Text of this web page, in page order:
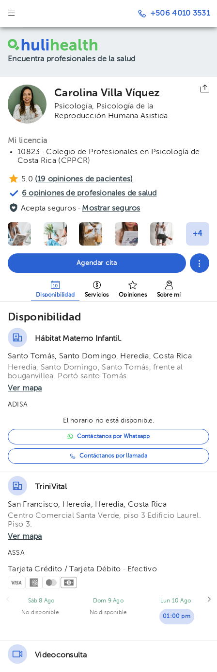
+506 4010 3531
Encuentra profesionales de la salud
Carolina Villa Víquez
Psicología
Psicología de la
Reproducción Humana Asistida
Mi licencia
10823 · Colegio de Profesionales en Psicología de
Costa Rica (CPPCR)
5.0 (19 opiniones de pacientes)
6 opiniones de profesionales de salud
Acepta seguros · Mostrar seguros
Agendar cita
Disponibilidad Servicios Opiniones Sobre mí
Disponibilidad
Hábitat Materno Infantil.
Santo Tomás, Santo Domingo, Heredia, Costa Rica
Heredia, Santo Domingo, Santo Tomás, frente al
bouganvillea. Portó santo Tomás
Ver mapa
ADISA
El horario no está disponible.
Contáctanos por Whatsapp
Contáctanos por llamada
TriniVital
San Francisco, Heredia, Heredia, Costa Rica
Centro Comercial Santa Verde, piso 3 Edificio Laurel.
Piso 3.
Ver mapa
ASSA
Tarjeta Crédito / Tarjeta Débito · Efectivo
Sáb 8 Ago
No disponible
Dom 9 Ago
No disponible
Lun 10 Ago
01:00 pm
Videoconsulta